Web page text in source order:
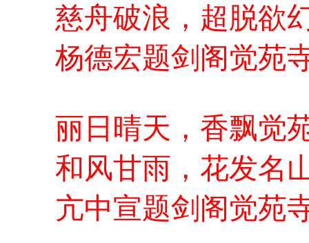
慈舟破浪，超脱欲
杨德宏题剑阁觉苑
丽日晴天，香飘觉
和风甘雨，花发名
亢中宣题剑阁觉苑